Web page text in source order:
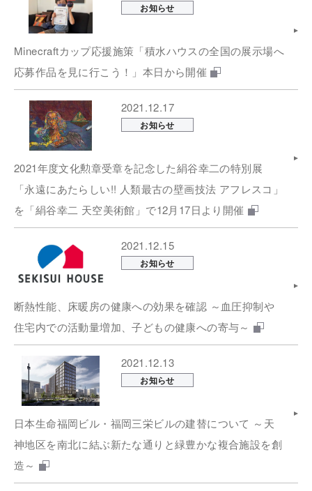
お知らせ
Minecraftカップ応援施策「積水ハウスの全国の展示場へ
応募作品を見に行こう！」本日から開催
2021.12.17
お知らせ
2021年度文化勲章受章を記念した絹谷幸二の特別展
「永遠にあたらしい!! 人類最古の壁画技法 アフレスコ」
を「絹谷幸二 天空美術館」で12月17日より開催
2021.12.15
お知らせ
断熱性能、床暖房の健康への効果を確認 ～血圧抑制や
住宅内での活動量増加、子どもの健康への寄与～
2021.12.13
お知らせ
日本生命福岡ビル・福岡三栄ビルの建替について ～天
神地区を南北に結ぶ新たな通りと緑豊かな複合施設を創
造～